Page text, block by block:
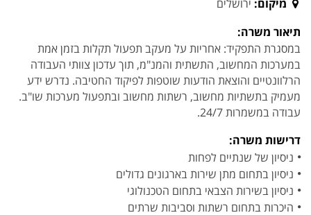
מיקום: ירושלים
תיאור משרה:
במסגרת התפקיד: אחריות על מעקב תפעול תקלות בזמן אמת
במערכות המחשוב, התשתית והמנ"מ, תוך עדכון צוותי העבודה
הרלוונטיים והוצאת הודעות שוטפות לפיקוד החטיבה. נדרש ידע
מעמיק בתשתיות מחשוב, רשתות מחשוב ובתפעול מערכות שו"ב.
עבודה במשמרות 24/7.
דרישות משרה:
ניסיון של שנתיים לפחות
ניסיון בתחום מתן שירות בארגונים גדולים
ניסיון בשירות הצבאי בתחום הטכנולוגי
היכרות בתחום רשתות וסביבות שרתים